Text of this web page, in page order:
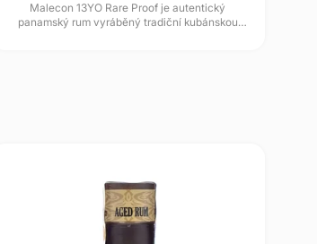
Malecon 13YO Rare Proof je autentický
panamský rum vyráběný tradiční kubánskou